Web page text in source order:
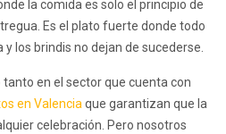
la comida es solo el principio de
Es el plato fuerte donde todo
los brindis no dejan de sucederse.
en el sector que cuenta con
en Valencia que garantizan que la
celebración. Pero nosotros